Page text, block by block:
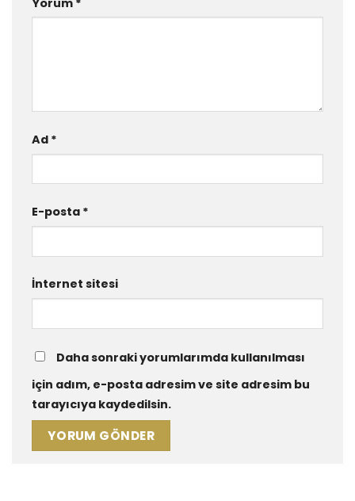
Ad *
E-posta *
İnternet sitesi
Daha sonraki yorumlarımda kullanılması
için adım, e-posta adresim ve site adresim bu
tarayıcıya kaydedilsin.